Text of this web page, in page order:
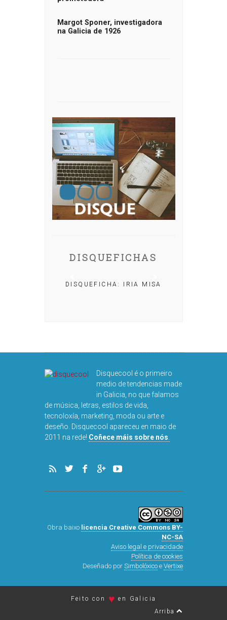
Margot Sponer, investigadora
na Galicia de 1926
DISQUEFICHAS
DISQUEFICHA: IRIA MISA
Disquecool é o primeiro
medio de tendencias made
in Galicia, no que falamos
de música, letras, estilos de vida,
tecnoloxía, marketing, moda ou arte e
deseño. Disquecool apareceu en maio de
2011 na rede! Coñece máis sobre nós
Obra baixo licencia Creative Commons BY-
NC-SA
Aviso legal e privacidade
Política de cookies
Deseñado por Simbolóxicoe Vertixe
Feito con ♥ en Galicia
Arriba